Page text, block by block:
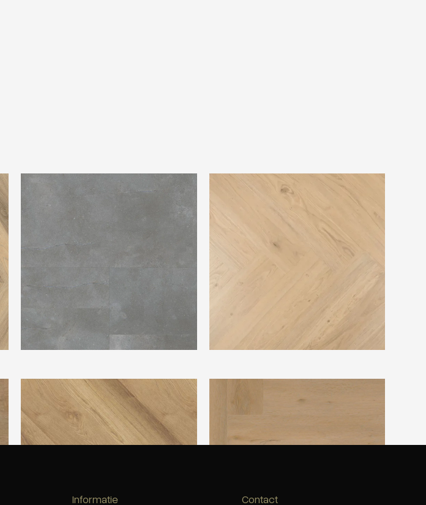
Ambiant Piazzo Grey Douwes Dekker Brede visgraat Crème
Douwes Dekker Trendy visgraat
gemberkoek PVC
Ambiant Spigato Vivero Visgraat Warm
Informatie Contact